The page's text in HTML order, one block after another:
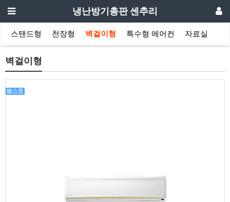
냉난방기총판 센추리
스탠드형 천장형 벽걸이형 특수형 에어컨 자료실
벽걸이형